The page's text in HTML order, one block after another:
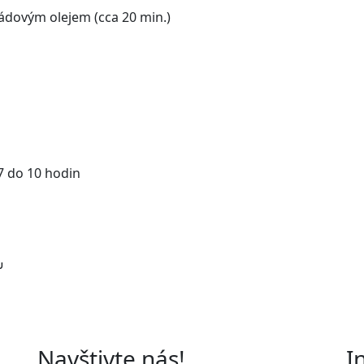
olejem (cca 20 min.)
do 10 hodin